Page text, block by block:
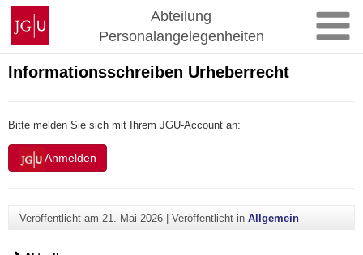
Zum
Inhalt
springen
Johannes
Gutenberg-
Universität
Mainz
Abteilung
Personalangelegenheiten
Informationsschreiben Urheberrecht
Bitte melden Sie sich mit Ihrem JGU-Account an:
Anmelden
Veröffentlicht am 21. Mai 2026| Veröffentlicht in Allgemein